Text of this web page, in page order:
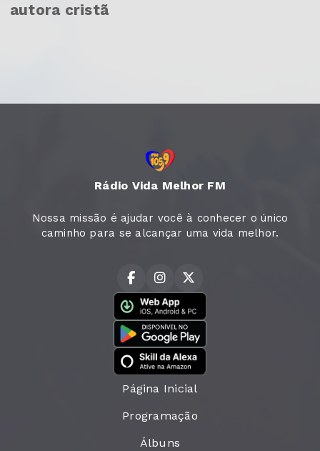
autora cristã
Rádio Vida Melhor FM
Nossa missão é ajudar você à conhecer o único
caminho para se alcançar uma vida melhor.
Página Inicial
Programação
Álbuns